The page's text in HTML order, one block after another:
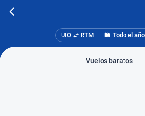
UIO RTM Todo el año
Vuelos baratos